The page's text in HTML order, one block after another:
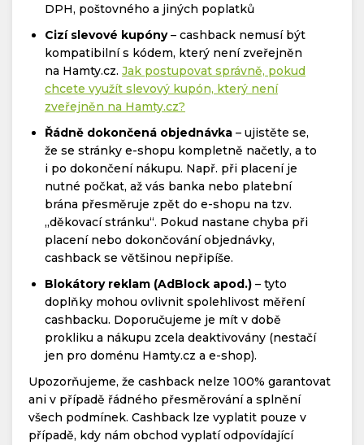
DPH, poštovného a jiných poplatků
Cizí slevové kupóny– cashback nemusí být
kompatibilní s kódem, který není zveřejněn
na Hamty.cz. Jak postupovat správně, pokud
chcete využít slevový kupón, který není
zveřejněn na Hamty.cz?
Řádně dokončená objednávka – ujistěte se,
že se stránky e-shopu kompletně načetly, a to
i po dokončení nákupu. Např. při placení je
nutné počkat, až vás banka nebo platební
brána přesměruje zpět do e-shopu na tzv.
„děkovací stránku“. Pokud nastane chyba při
placení nebo dokončování objednávky,
cashback se většinou nepřipíše.
Blokátory reklam (AdBlock apod.) – tyto
doplňky mohou ovlivnit spolehlivost měření
cashbacku. Doporučujeme je mít v době
prokliku a nákupu zcela deaktivovány (nestačí
jen pro doménu Hamty.cz a e-shop).
Upozorňujeme, že cashback nelze 100% garantovat
ani v případě řádného přesměrování a splnění
všech podmínek. Cashback lze vyplatit pouze v
případě, kdy nám obchod vyplatí odpovídající